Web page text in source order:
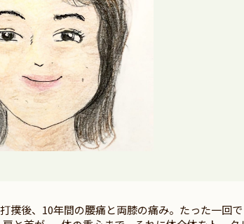
撲後、10年間の腰痛と両膝の痛み。たった一回で